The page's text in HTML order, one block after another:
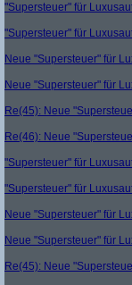
"Supersteuer" für
"Supersteuer" für
Neue "Supersteuer" für
Neue "Supersteuer" für
Re(45): Neue
Re(46): Neue
"Supersteuer" für
"Supersteuer" für
Neue "Supersteuer" für
Neue "Supersteuer" für
Re(45): Neue